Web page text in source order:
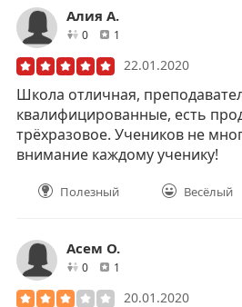
Алия А.
0друзей1
22.01.2020
Школа отличная,
квалифицированные, есть
трёхразовое. Учеников не
внимание каждому ученику!
Полезный Весёлый
Асем О.
0друзей1
20.01.2020